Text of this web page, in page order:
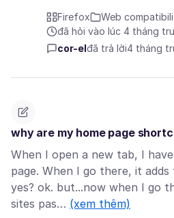
Firefox
Web
đã hỏi vào lúc 4 tháng
cor-el đã trả lời4 tháng
why are my home page
When I open a new tab, I
page. When I go there, it
yes? ok. but...now when I go
sites pas… (xem thêm)